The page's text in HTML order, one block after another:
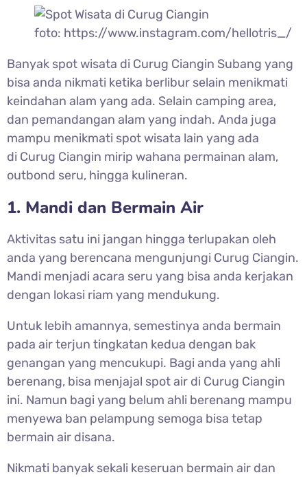
foto: https://www.instagram.com/hellotris_/
Banyak spot wisata di Curug Ciangin Subang yang
bisa anda nikmati ketika berlibur selain menikmati
keindahan alam yang ada. Selain camping area,
dan pemandangan alam yang indah. Anda juga
mampu menikmati spot wisata lain yang ada
di Curug Ciangin mirip wahana permainan alam,
outbond seru, hingga kulineran.
1. Mandi dan Bermain Air
Aktivitas satu ini jangan hingga terlupakan oleh
anda yang berencana mengunjungi Curug Ciangin.
Mandi menjadi acara seru yang bisa anda kerjakan
dengan lokasi riam yang mendukung.
Untuk lebih amannya, semestinya anda bermain
pada air terjun tingkatan kedua dengan bak
genangan yang mencukupi. Bagi anda yang ahli
berenang, bisa menjajal spot air di Curug Ciangin
ini. Namun bagi yang belum ahli berenang mampu
menyewa ban pelampung semoga bisa tetap
bermain air disana.
Nikmati banyak sekali keseruan bermain air dan